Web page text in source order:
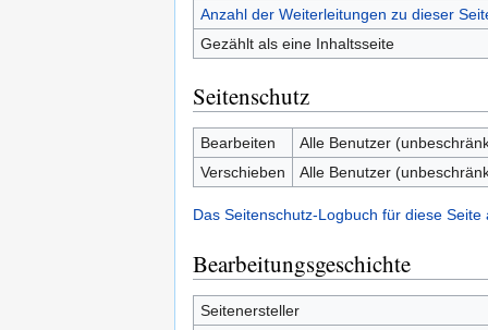
Anzahl der Weiterleitungen zu dieser
Gezählt als eine Inhaltsseite
Seitenschutz
Bearbeiten
Alle Benutzer
Verschieben
Alle Benutzer
Das Seitenschutz-Logbuch für diese Seite
Bearbeitungsgeschichte
Seitenersteller